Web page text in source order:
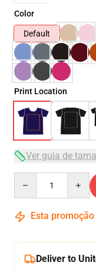
Color
Default
Print Location
Ver guia de
Esta
Deliver to